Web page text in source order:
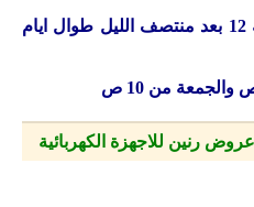
من الساعة 10 ص الى الساعة 12 بعد منتصف الليل طوال ايام
عروض رنين للاجهزة الكهربائية